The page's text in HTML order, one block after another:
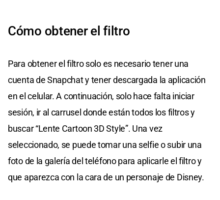
Cómo obtener el filtro
Para obtener el filtro solo es necesario tener una
cuenta de Snapchat y tener descargada la aplicación
en el celular. A continuación, solo hace falta iniciar
sesión, ir al carrusel donde están todos los filtros y
buscar “Lente Cartoon 3D Style”. Una vez
seleccionado, se puede tomar una selfie o subir una
foto de la galería del teléfono para aplicarle el filtro y
que aparezca con la cara de un personaje de Disney.